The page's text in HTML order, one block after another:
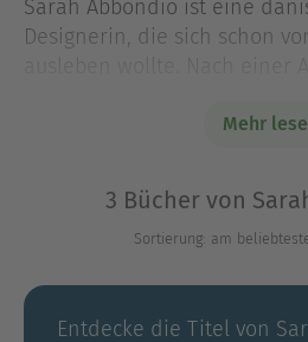
Sarah Abbondio ist eine
Designerin, die sich schon
Designerin und
Das Häkeln entdeckte sie
Tochter. Weil sie ihr ein
das Häkeln bei – und blieb
lebt in Dänemark und ist
Mehr
3 Bücher von
Sortierung: am
Entdecke die Titel von